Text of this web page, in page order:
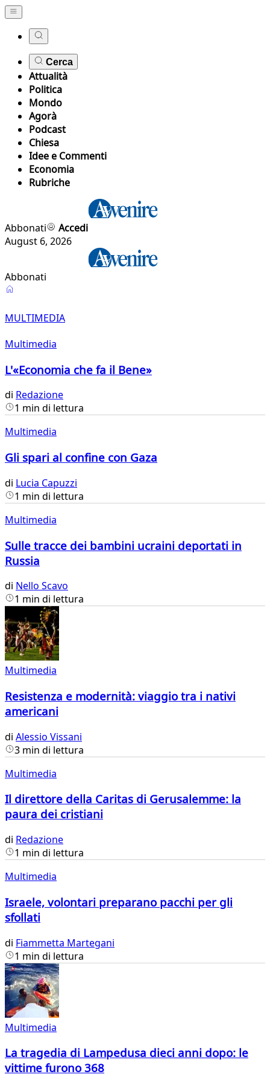
Cerca
Attualità
Politica
Mondo
Agorà
Podcast
Chiesa
Idee e Commenti
Economia
Rubriche
Abbonati
Accedi
August 6, 2026
Abbonati
Multimedia
MULTIMEDIA
Multimedia
L'«Economia che fa il Bene»
di Redazione
1 min di lettura
Multimedia
Gli spari al confine con Gaza
di Lucia Capuzzi
1 min di lettura
Multimedia
Sulle tracce dei bambini ucraini deportati in
Russia
di Nello Scavo
1 min di lettura
Multimedia
Resistenza e modernità: viaggio tra i nativi
americani
di Alessio Vissani
3 min di lettura
Multimedia
Il direttore della Caritas di Gerusalemme: la
paura dei cristiani
di Redazione
1 min di lettura
Multimedia
Israele, volontari preparano pacchi per gli
sfollati
di Fiammetta Martegani
1 min di lettura
Multimedia
La tragedia di Lampedusa dieci anni dopo: le
vittime furono 368